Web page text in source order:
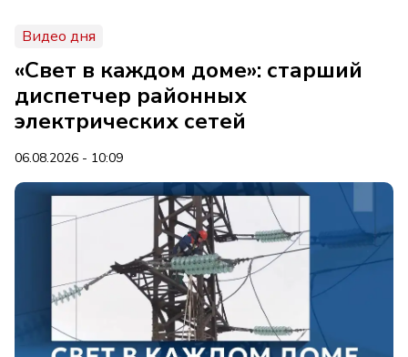
Видео дня
«Свет в каждом доме»: старший
диспетчер районных
электрических сетей
06.08.2026 - 10:09